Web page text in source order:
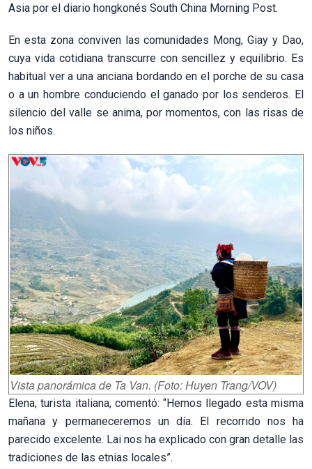
Asia por el diario hongkonés South China Morning Post.
En esta zona conviven las comunidades Mong, Giay y Dao,
cuya vida cotidiana transcurre con sencillez y equilibrio. Es
habitual ver a una anciana bordando en el porche de su casa
o a un hombre conduciendo el ganado por los senderos. El
silencio del valle se anima, por momentos, con las risas de
los niños.
Vista panorámica de Ta Van. (Foto: Huyen Trang/VOV)
Elena, turista italiana, comentó: “Hemos llegado esta misma
mañana y permaneceremos un día. El recorrido nos ha
parecido excelente. Lai nos ha explicado con gran detalle las
tradiciones de las etnias locales”.